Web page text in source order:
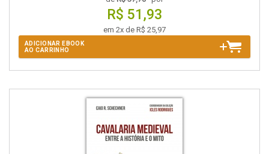
R$ 51,93
em 2x de R$ 25,97
ADICIONAR EBOOK
AO CARRINHO